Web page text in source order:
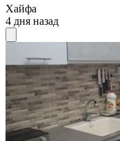
Хайфа
4 дня назад